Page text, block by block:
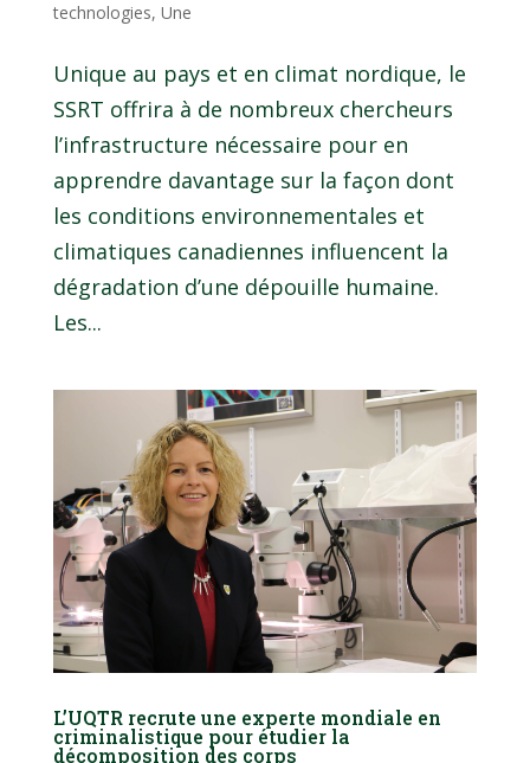
technologies, Une
Unique au pays et en climat nordique, le
SSRT offrira à de nombreux chercheurs
l’infrastructure nécessaire pour en
apprendre davantage sur la façon dont
les conditions environnementales et
climatiques canadiennes influencent la
dégradation d’une dépouille humaine.
Les...
L’UQTR recrute une experte mondiale en
criminalistique pour étudier la
décomposition des corps